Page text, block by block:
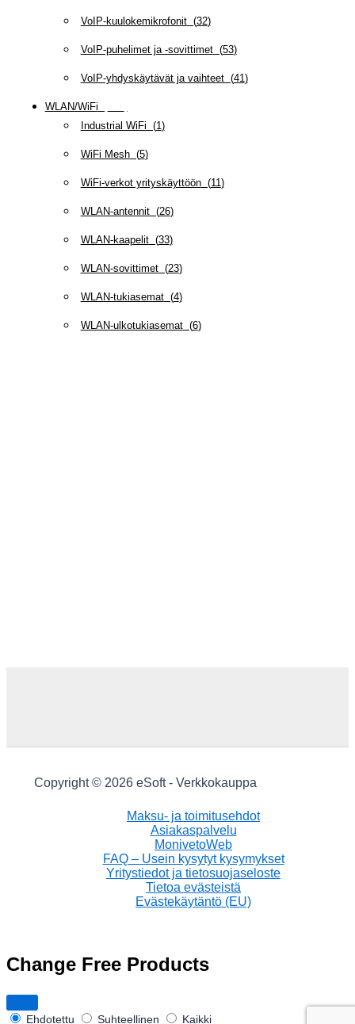
VoIP-kuulokemikrofonit(32)
VoIP-puhelimet ja -sovittimet(53)
VoIP-yhdyskäytävät ja vaihteet(41)
WLAN/WiFi
Industrial WiFi (1)
WiFi Mesh(5)
WiFi-verkot yrityskäyttöön(11)
WLAN-antennit(26)
WLAN-kaapelit(33)
WLAN-sovittimet(23)
WLAN-tukiasemat(4)
WLAN-ulkotukiasemat(6)
Copyright © 2026 eSoft - Verkkokauppa
Maksu- ja toimitusehdot
Asiakaspalvelu
MonivetoWeb
FAQ – Usein kysytyt kysymykset
Yritystiedot ja tietosuojaseloste
Tietoa evästeistä
Evästekäytäntö (EU)
Change Free Products
Ehdotettu Suhteellinen Kaikki